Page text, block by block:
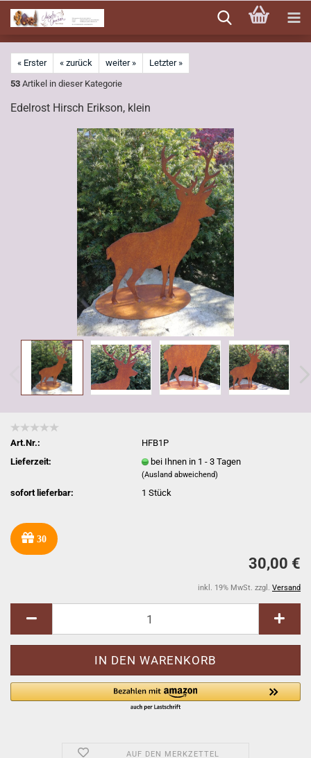
zum
Hauptinhalt
« Erster « zurück weiter »
Letzter »
53 Artikel in dieser Kategorie
Edelrost Hirsch Erikson, klein
Art.Nr.:
HFB1P
Lieferzeit:
bei Ihnen in 1 - 3 Tagen
(Ausland abweichend)
sofort lieferbar: 1Stück
30
30,00 €
inkl. 19% MwSt. zzgl. Versand
AUF DEN MERKZETTEL